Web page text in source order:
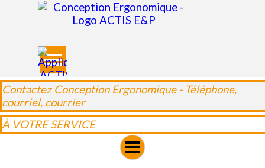
Aller au contenu
Sauter le menu
Contactez Conception Ergonomique - Téléphone,
courriel, courrier
À VOTRE SERVICE